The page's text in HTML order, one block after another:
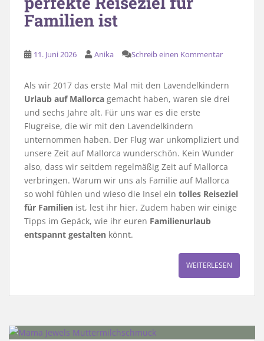
Familien ist
11. Juni 2026 Anika Schreib einen Kommentar
Als wir 2017 das erste Mal mit den Lavendelkindern
Urlaub auf Mallorca gemacht haben, waren sie drei
und sechs Jahre alt. Für uns war es die erste
Flugreise, die wir mit den Lavendelkindern
unternommen haben. Der Flug war unkompliziert und
unsere Zeit auf Mallorca wunderschön. Kein Wunder
also, dass wir seitdem regelmäßig Zeit auf Mallorca
verbringen. Warum wir uns als Familie auf Mallorca
so wohl fühlen und wieso die Insel ein tolles Reiseziel
für Familien ist, lest ihr hier. Zudem haben wir einige
Tipps im Gepäck, wie ihr euren Familienurlaub
entspannt gestalten könnt.
WEITERLESEN